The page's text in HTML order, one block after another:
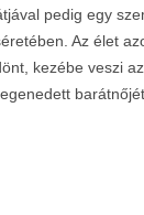
pedig egy
Az élet
kezébe veszi